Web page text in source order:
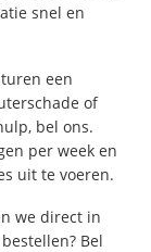
snel en
een
of
bel ons.
per week en
uit te voeren.
we direct in
Bel